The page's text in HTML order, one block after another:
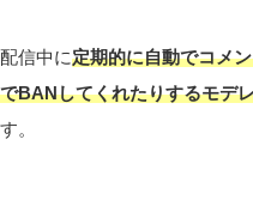
配信中に定期的に自動でコメ
でBANしてくれたりするモデ
す。